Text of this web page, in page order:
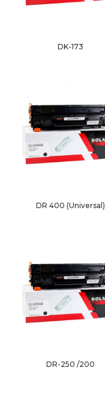
DK-173
DR 400 (Universal)
DR-250 /200